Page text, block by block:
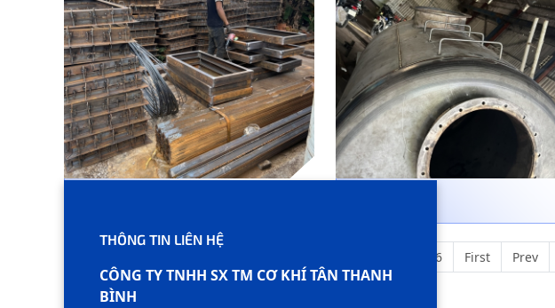
Page 4 / 6 First Prev
THÔNG TIN LIÊN HỆ
CÔNG TY TNHH SX TM CƠ KHÍ TÂN THANH
BÌNH